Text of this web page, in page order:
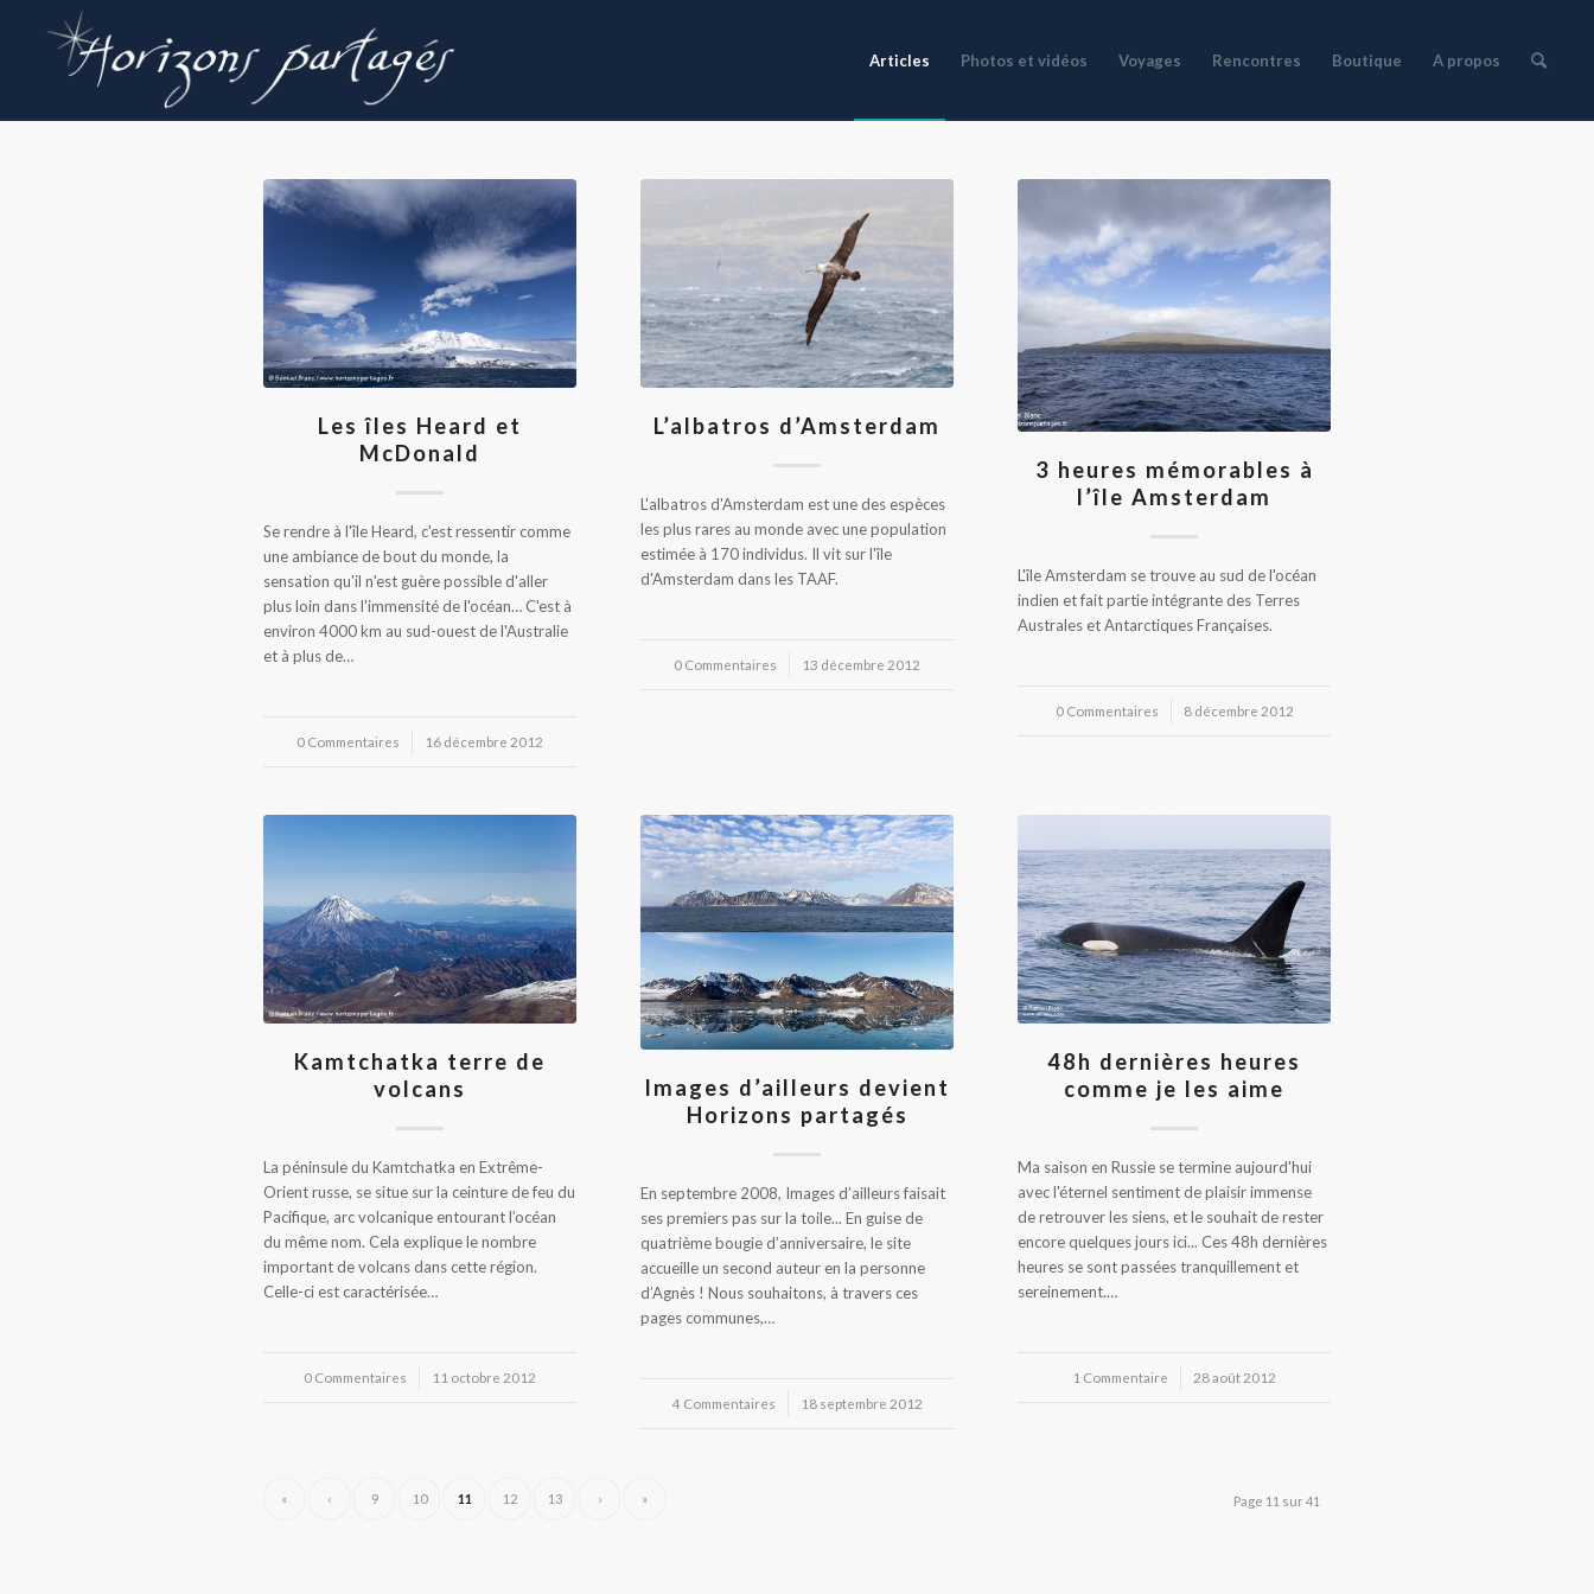
Articles Photos et vidéos Voyages Rencontres Boutique A propos
Les îles Heard et
McDonald
Se rendre à l'île Heard, c'est ressentir comme
une ambiance de bout du monde, la
sensation qu'il n'est guère possible d'aller
plus loin dans l'immensité de l'océan… C'est à
environ 4000 km au sud-ouest de l'Australie
et à plus de…
0 Commentaires
/ 16 décembre 2012
L’albatros d’Amsterdam
L'albatros d'Amsterdam est une des espèces
les plus rares au monde avec une population
estimée à 170 individus. Il vit sur l'île
d'Amsterdam dans les TAAF.
0 Commentaires
/ 13 décembre 2012
3 heures mémorables à
l’île Amsterdam
L'île Amsterdam se trouve au sud de l'océan
indien et fait partie intégrante des Terres
Australes et Antarctiques Françaises.
0 Commentaires
/ 8 décembre 2012
Kamtchatka terre de
volcans
La péninsule du Kamtchatka en Extrême-
Orient russe, se situe sur la ceinture de feu du
Pacifique, arc volcanique entourant l’océan
du même nom. Cela explique le nombre
important de volcans dans cette région.
Celle-ci est caractérisée…
0 Commentaires
/ 11 octobre 2012
Images d’ailleurs devient
Horizons partagés
En septembre 2008, Images d’ailleurs faisait
ses premiers pas sur la toile... En guise de
quatrième bougie d’anniversaire, le site
accueille un second auteur en la personne
d’Agnès ! Nous souhaitons, à travers ces
pages communes,…
4 Commentaires
/ 18 septembre 2012
48h dernières heures
comme je les aime
Ma saison en Russie se termine aujourd'hui
avec l'éternel sentiment de plaisir immense
de retrouver les siens, et le souhait de rester
encore quelques jours ici... Ces 48h dernières
heures se sont passées tranquillement et
sereinement.…
1 Commentaire
/ 28 août 2012
Page 11 sur 41
« ‹ 9 10 11 12 13 › »